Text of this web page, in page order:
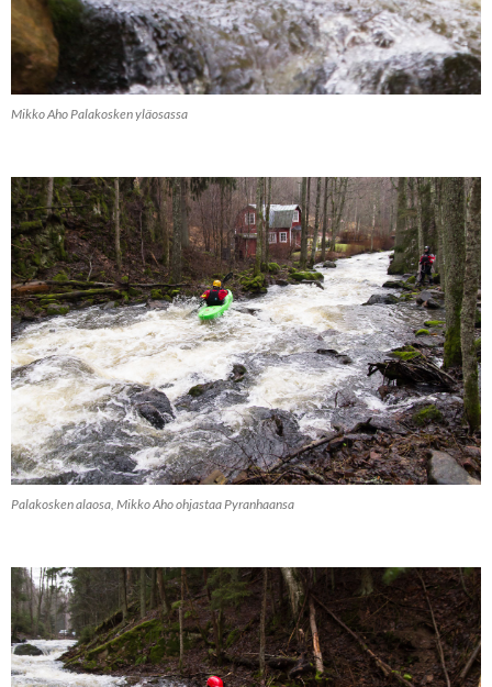
Mikko Aho Palakosken yläosassa
Palakosken alaosa, Mikko Aho ohjastaa Pyranhaansa